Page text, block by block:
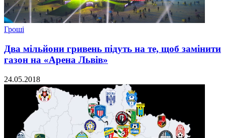
Гроші
Два мільйони гривень підуть на те, щоб замінити
газон на «Арена Львів»
24.05.2018